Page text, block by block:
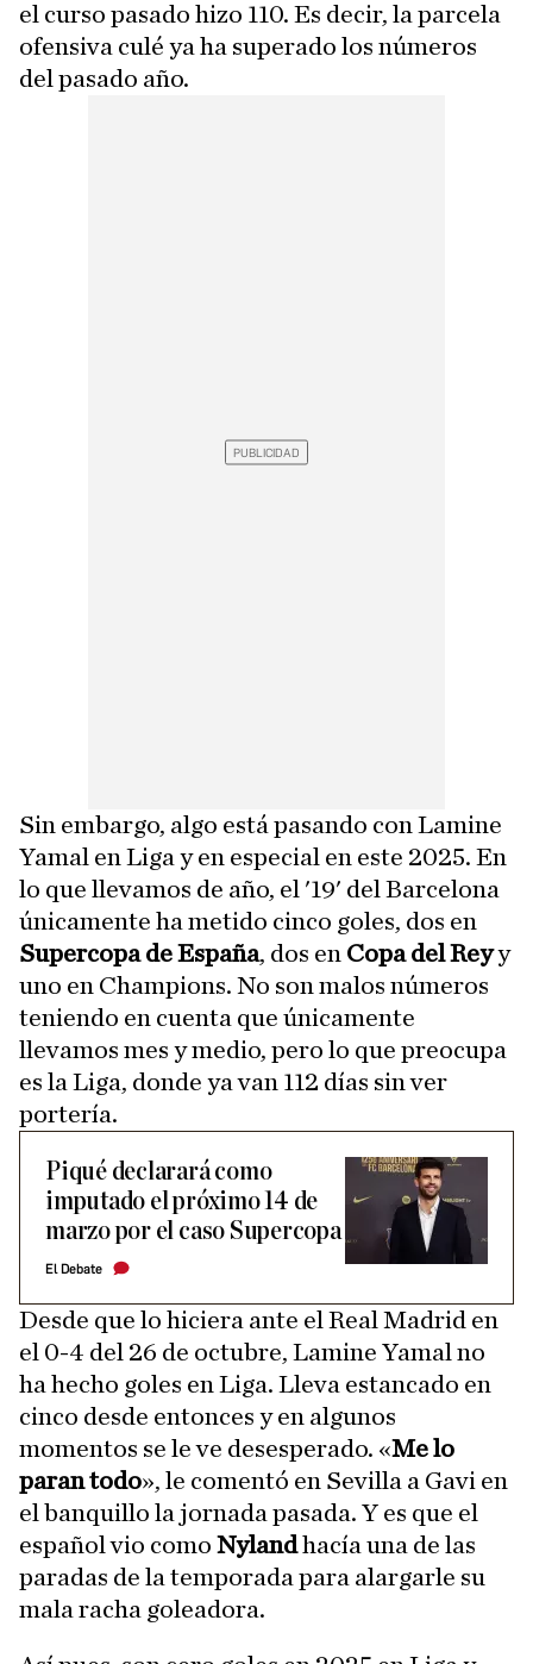
el curso pasado hizo 110. Es decir, la parcela
ofensiva culé ya ha superado los números
del pasado año.
Sin embargo, algo está pasando con Lamine
Yamal en Liga y en especial en este 2025. En
lo que llevamos de año, el '19' del Barcelona
únicamente ha metido cinco goles, dos en
Supercopa de España, dos en Copa del Reyy
uno en Champions. No son malos números
teniendo en cuenta que únicamente
llevamos mes y medio, pero lo que preocupa
es la Liga, donde ya van 112 días sin ver
portería.
Piqué declarará como
imputado el próximo 14 de
marzo por el caso Supercopa
El Debate
Desde que lo hiciera ante el Real Madrid en
el 0-4 del 26 de octubre, Lamine Yamal no
ha hecho goles en Liga. Lleva estancado en
cinco desde entonces y en algunos
momentos se le ve desesperado. «Me lo
paran todo», le comentó en Sevilla a Gavi en
el banquillo la jornada pasada. Y es que el
español vio como Nylandhacía una de las
paradas de la temporada para alargarle su
mala racha goleadora.